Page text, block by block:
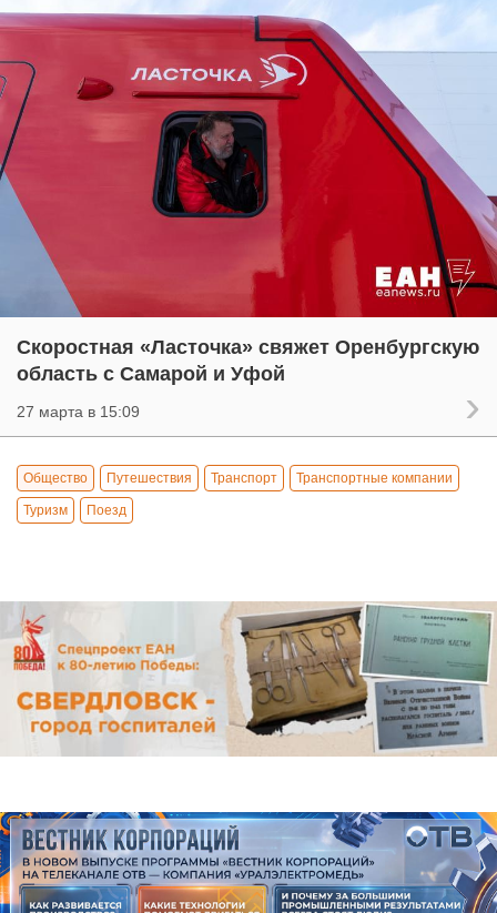
Скоростная «Ласточка» свяжет Оренбургскую
область с Самарой и Уфой
27 марта в 15:09
Общество Путешествия Транспорт Транспортные компании
Туризм Поезд